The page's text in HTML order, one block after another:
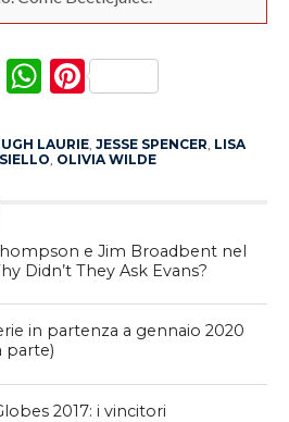
WhatsApp
Pinterest
LAURIE, JESSE SPENCER, LISA
, OLIVIA WILDE
e Jim Broadbent nel
Didn’t They Ask Evans?
in partenza a gennaio 2020
parte)
2017: i vincitori